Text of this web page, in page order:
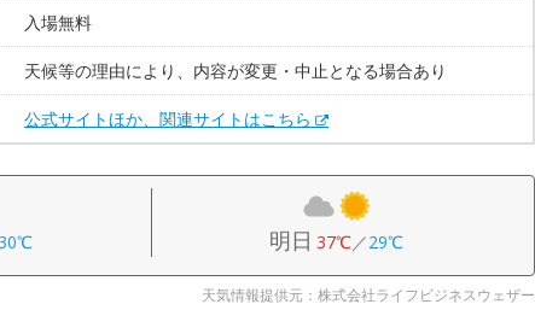
入場無料
天候等の理由により、内容が変更・中止となる場合あり
公式サイトほか、関連サイトはこちら
明日 37℃／29℃
天気情報提供元：株式会社ライフビジネスウェザー